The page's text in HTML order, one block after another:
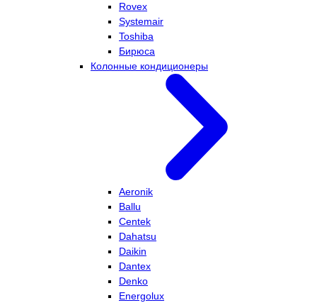
Rovex
Systemair
Toshiba
Бирюса
Колонные кондиционеры
Aeronik
Ballu
Centek
Dahatsu
Daikin
Dantex
Denko
Energolux